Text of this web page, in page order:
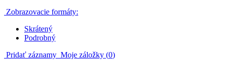
Zobrazovacie formáty:
Skrátený
Podrobný
Pridať záznamy Moje záložky (0)